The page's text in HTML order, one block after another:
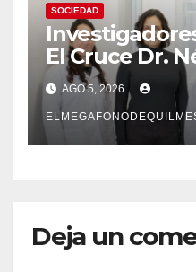
SOCIEDAD
El Cruce Dr.
desarrollan
pionero sobre
demencias
AGO 5, 2026
Deja un